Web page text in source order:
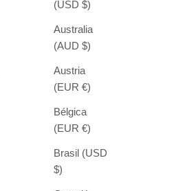
(USD $)
Australia
(AUD $)
Austria
(EUR €)
Bélgica
(EUR €)
Brasil (USD
$)